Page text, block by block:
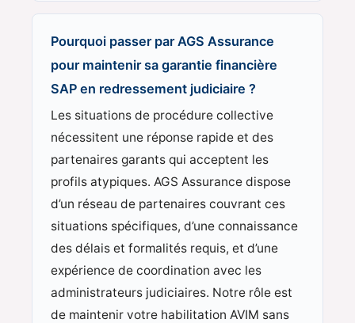
Pourquoi passer par AGS Assurance
pour maintenir sa garantie financière
SAP en redressement judiciaire ?
Les situations de procédure collective
nécessitent une réponse rapide et des
partenaires garants qui acceptent les
profils atypiques. AGS Assurance dispose
d’un réseau de partenaires couvrant ces
situations spécifiques, d’une connaissance
des délais et formalités requis, et d’une
expérience de coordination avec les
administrateurs judiciaires. Notre rôle est
de maintenir votre habilitation AVIM sans